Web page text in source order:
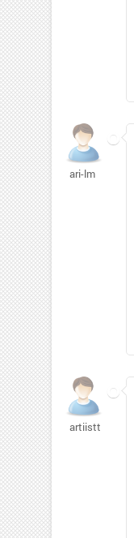
ari-lm
artiistt